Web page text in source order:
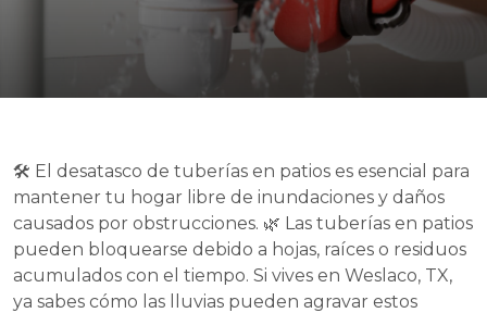
🛠 El desatasco de tuberías en patios es esencial para
mantener tu hogar libre de inundaciones y daños
causados por obstrucciones. 🌿 Las tuberías en patios
pueden bloquearse debido a hojas, raíces o residuos
acumulados con el tiempo. Si vives en Weslaco, TX,
ya sabes cómo las lluvias pueden agravar estos